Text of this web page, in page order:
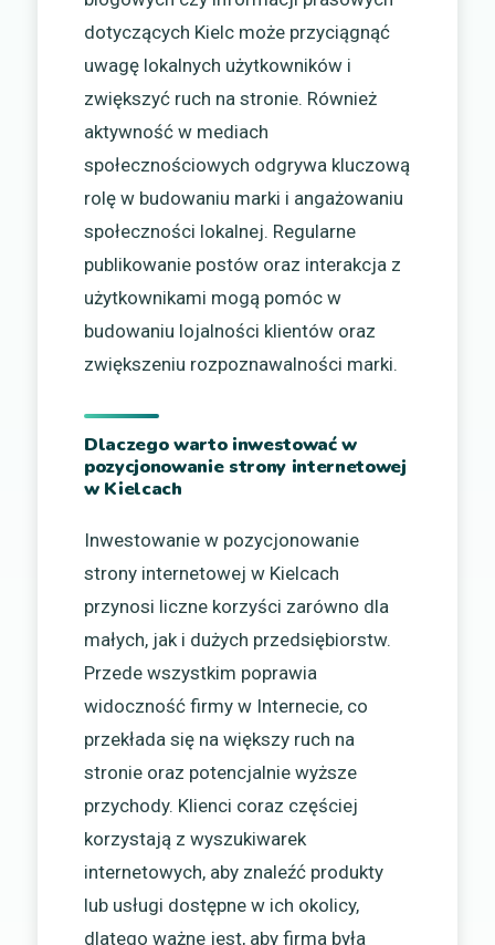
dotyczących Kielc może przyciągnąć
uwagę lokalnych użytkowników i
zwiększyć ruch na stronie. Również
aktywność w mediach
społecznościowych odgrywa kluczową
rolę w budowaniu marki i angażowaniu
społeczności lokalnej. Regularne
publikowanie postów oraz interakcja z
użytkownikami mogą pomóc w
budowaniu lojalności klientów oraz
zwiększeniu rozpoznawalności marki.
Dlaczego warto inwestować w
pozycjonowanie strony internetowej
w Kielcach
Inwestowanie w pozycjonowanie
strony internetowej w Kielcach
przynosi liczne korzyści zarówno dla
małych, jak i dużych przedsiębiorstw.
Przede wszystkim poprawia
widoczność firmy w Internecie, co
przekłada się na większy ruch na
stronie oraz potencjalnie wyższe
przychody. Klienci coraz częściej
korzystają z wyszukiwarek
internetowych, aby znaleźć produkty
lub usługi dostępne w ich okolicy,
dlatego ważne jest, aby firma była